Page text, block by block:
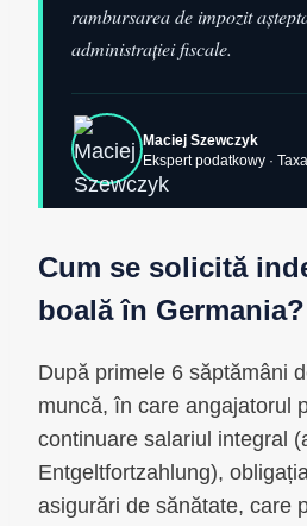
rambursarea de impozit
administrației fiscale.
Maciej Szewczyk
Ekspert podatkowy ·
Cum se solicită
boală în Germania?
După primele 6 săptămâni
muncă, în care angajatorul
continuare salariul integral
Entgeltfortzahlung),
asigurări de sănătate, care